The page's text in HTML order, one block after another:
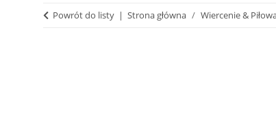
Powrót do listy Strona główna Wiercenie &